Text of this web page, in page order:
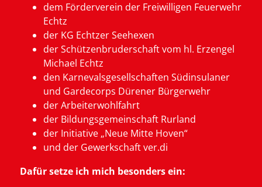
dem Förderverein der Freiwilligen Feuerwehr
Echtz
der KG Echtzer Seehexen
der Schützenbruderschaft vom hl. Erzengel
Michael Echtz
den Karnevalsgesellschaften Südinsulaner
und Gardecorps Dürener Bürgerwehr
der Arbeiterwohlfahrt
der Bildungsgemeinschaft Rurland
der Initiative „Neue Mitte Hoven“
und der Gewerkschaft ver.di
Dafür setze ich mich besonders ein: